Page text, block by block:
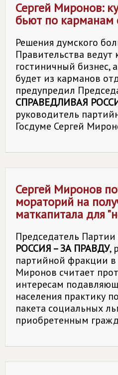
Сергей Миронов:
бьют по карманам
Решения думского
Правительства ведут
гостиничный бизнес,
будет из карманов
предупредил
СПРАВЕДЛИВАЯ
руководитель
Госдуме Сергей
Сергей Миронов
мораторий на
маткапитала для
Председатель Партии
РОССИЯ – ЗА ПРАВДУ,
партийной фракции в
Миронов считает
интересам
населения практику
пакета социальных
приобретенным